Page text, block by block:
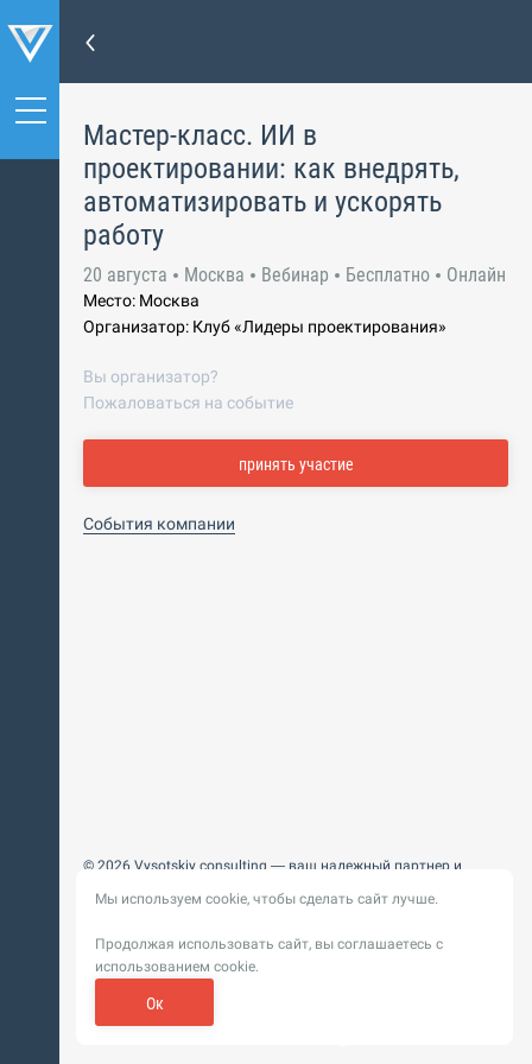
Мастер-класс. ИИ в
проектировании: как внедрять,
автоматизировать и ускорять
работу
20 августа Москва Вебинар Бесплатно Онлайн
Место: Москва
Организатор: Клуб «Лидеры проектирования»
Вы организатор?
Пожаловаться на событие
принять участие
События компании
© 2026 Vysotskiy consulting — ваш надежный партнер и
Цифровизация, BIM, ИИ. Внедряем и оптимизируем
Пользовательское
соглашение
Политика обработки персональных
данных
Разработка сайта —
Мы используем cookie, чтобы сделать сайт лучше.
Продолжая использовать сайт, вы соглашаетесь с
использованием cookie.
Ок